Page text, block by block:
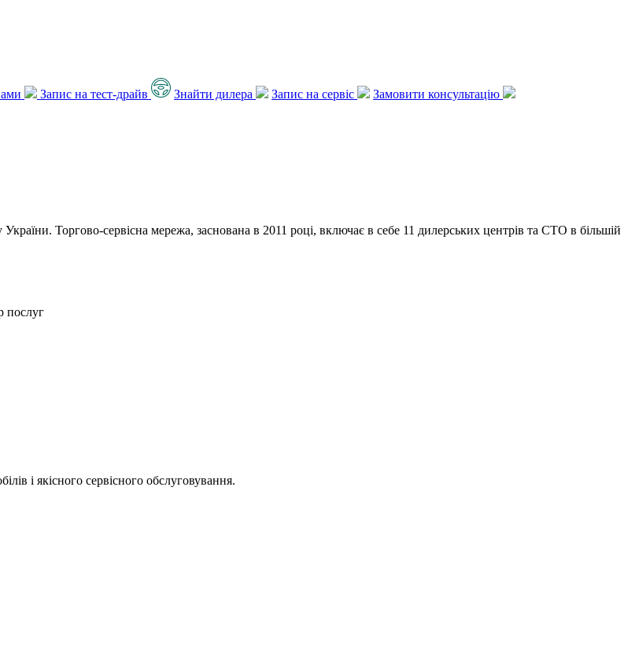
Запис на тест-драйв Знайти дилера Запис на сервіс
Замовити консультацію
Торгово-сервісна мережа, заснована в 2011 році, включає в себе 11 дилерських центрів та СТО в більшій
послуг
і якісного сервісного обслуговування.